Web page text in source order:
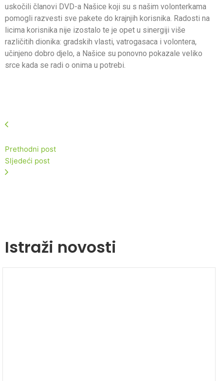
uskočili članovi DVD-a Našice koji su s našim volonterkama
pomogli razvesti sve pakete do krajnjih korisnika. Radosti na
licima korisnika nije izostalo te je opet u sinergiji više
različitih dionika: gradskih vlasti, vatrogasaca i volontera,
učinjeno dobro djelo, a Našice su ponovno pokazale veliko
srce kada se radi o onima u potrebi.
Prethodni post
Sljedeći post
Istraži novosti